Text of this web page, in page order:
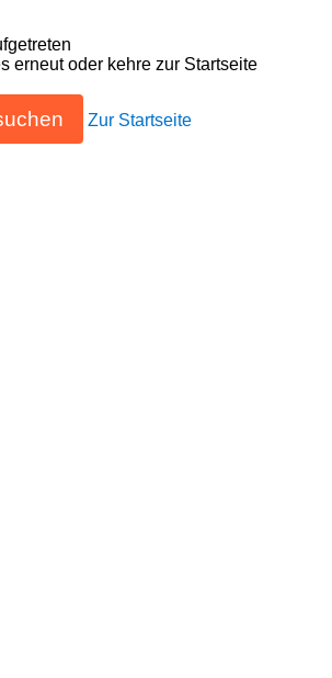
erneut oder kehre zur Startseite
Zur Startseite